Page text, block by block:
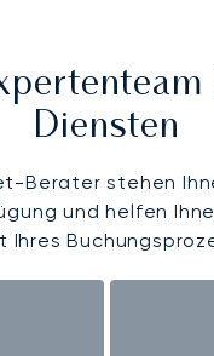
Diensten
Berater stehen
und helfen
Ihres